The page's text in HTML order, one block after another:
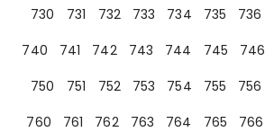
730
731 732 733 734 735 736
740
741 742 743 744 745 746
750
751 752 753 754 755 756
760
761 762 763 764 765 766